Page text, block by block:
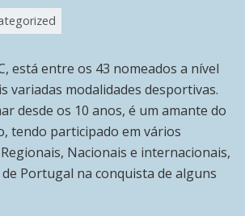
está entre os 43 nomeados a nível
variadas modalidades desportivas.
desde os 10 anos, é um amante do
tendo participado em vários
Nacionais e internacionais,
Portugal na conquista de alguns